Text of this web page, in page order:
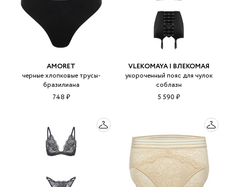
AMORET
черные хлопковые трусы-
бразилиана
748 ₽
VLEKOMAYA | ВЛЕКОМАЯ
укороченный пояс для чулок
соблазн
5 590 ₽